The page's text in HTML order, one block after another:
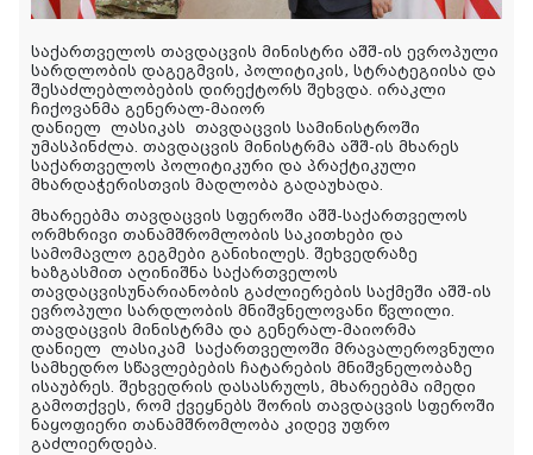
საქართველოს თავდაცვის მინისტრი აშშ-ის ევროპული
სარდლობის დაგეგმვის, პოლიტიკის, სტრატეგიისა და
შესაძლებლობების დირექტორს შეხვდა. ირაკლი
ჩიქოვანმა გენერალ-მაიორ
დანიელ ლასიკას თავდაცვის სამინისტროში
უმასპინძლა. თავდაცვის მინისტრმა აშშ-ის მხარეს
საქართველოს პოლიტიკური და პრაქტიკული
მხარდაჭერისთვის მადლობა გადაუხადა.
მხარეებმა თავდაცვის სფეროში აშშ-საქართველოს
ორმხრივი თანამშრომლობის საკითხები და
სამომავლო გეგმები განიხილეს. შეხვედრაზე
ხაზგასმით აღინიშნა საქართველოს
თავდაცვისუნარიანობის გაძლიერების საქმეში აშშ-ის
ევროპული სარდლობის მნიშვნელოვანი წვლილი.
თავდაცვის მინისტრმა და გენერალ-მაიორმა
დანიელ ლასიკამ საქართველოში მრავალეროვნული
სამხედრო სწავლებების ჩატარების მნიშვნელობაზე
ისაუბრეს. შეხვედრის დასასრულს, მხარეებმა იმედი
გამოთქვეს, რომ ქვეყნებს შორის თავდაცვის სფეროში
ნაყოფიერი თანამშრომლობა კიდევ უფრო
გაძლიერდება.